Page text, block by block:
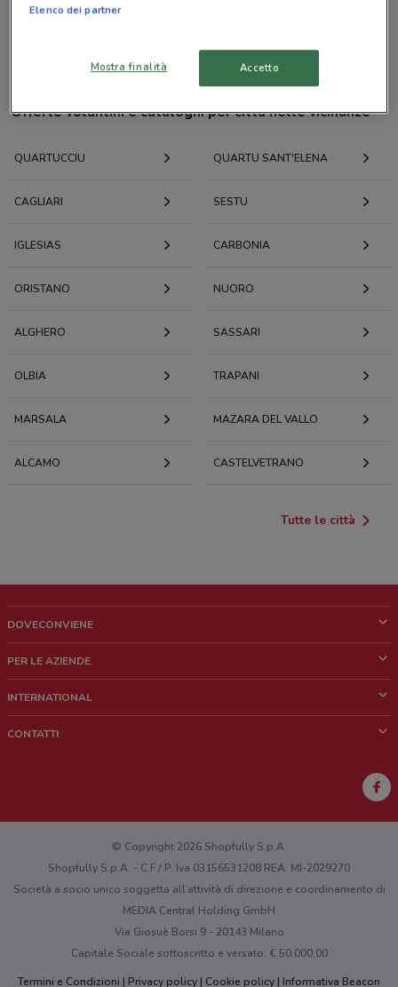
513 m
Ditta Loi Marcella Via Nazionale,12 Quartucciu
514 m
VIA NAZIONALE 12 Quartucciu
552 m
Via Chilivani, 3/A Quartucciu
571 m
Soluzioni Informatiche Via Antonio Ballero 5
632 m
VIA DON MINZONI 2 Quartucciu
VIA ROSSELLI, 10 Quartucciu
670 m
Dtp Srl Via Rosselli 15 Quartucciu
673 m
Dtp Srl Via Rosselli 13 Quartucciu
Via Rosselli, 2 Quartucciu
Offerte volantini e cataloghi per città nelle vicinanze
QUARTUCCIU QUARTU SANT'ELENA
CAGLIARI SESTU
IGLESIAS CARBONIA
ORISTANO NUORO
ALGHERO SASSARI
OLBIA TRAPANI
MARSALA MAZARA DEL VALLO
ALCAMO CASTELVETRANO
Tutte le città
DOVECONVIENE
Chi siamo
Lavora con noi
PER LE AZIENDE
Richieste commerciali e marketing
INTERNATIONAL
CONTATTI
Hai un malfunzionamento sul web o sull'app?
© Copyright 2026 Shopfully S.p.A.
Shopfully S.p.A. - C.F / P. Iva 03156531208 REA: MI-2029270
Società a socio unico soggetta all’attività di direzione e coordinamento di
MEDIA Central Holding GmbH
Via Giosuè Borsi 9 - 20143 Milano
Capitale Sociale sottoscritto e versato: € 50.000,00
Termini e Condizioni
Privacy policy Cookie policy Informativa Beacon
Elenco dei partner
Mostra finalità Accetto